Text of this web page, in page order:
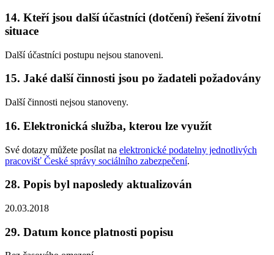
14. Kteří jsou další účastníci (dotčení) řešení životní
situace
Další účastníci postupu nejsou stanoveni.
15. Jaké další činnosti jsou po žadateli požadovány
Další činnosti nejsou stanoveny.
16. Elektronická služba, kterou lze využít
Své dotazy můžete posílat na elektronické podatelny jednotlivých
pracovišť České správy sociálního zabezpečení.
28. Popis byl naposledy aktualizován
20.03.2018
29. Datum konce platnosti popisu